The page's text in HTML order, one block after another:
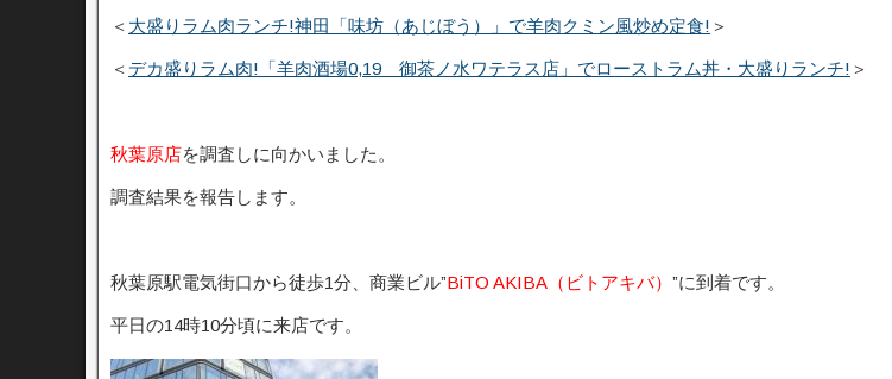
＜ 大盛りラム肉ランチ!神田「味坊（あじぼう）」で羊肉クミン風炒め定食! ＞
＜ デカ盛りラム肉!「羊肉酒場0,19 御茶ノ水ワテラス店」でローストラム丼・大盛りランチ! ＞
秋葉原店を調査しに向かいました。
調査結果を報告します。
秋葉原駅電気街口から徒歩1分、商業ビル”BiTO AKIBA（ビトアキバ） ”に到着です。
平日の14時10分頃に来店です。